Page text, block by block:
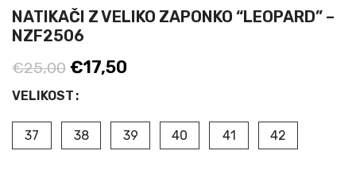
NATIKAČI Z VELIKO ZAPONKO “LEOPARD” –
NZF2506
€25,00 Izvirna
cena
bila:
€25,00.
€17,50
€17,50.
VELIKOST
37 38 39 40 41 42